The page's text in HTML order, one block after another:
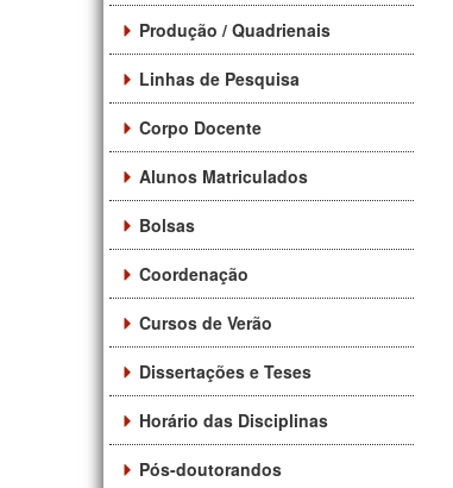
Produção / Quadrienais
Linhas de Pesquisa
Corpo Docente
Alunos Matriculados
Bolsas
Coordenação
Cursos de Verão
Dissertações e Teses
Horário das Disciplinas
Pós-doutorandos